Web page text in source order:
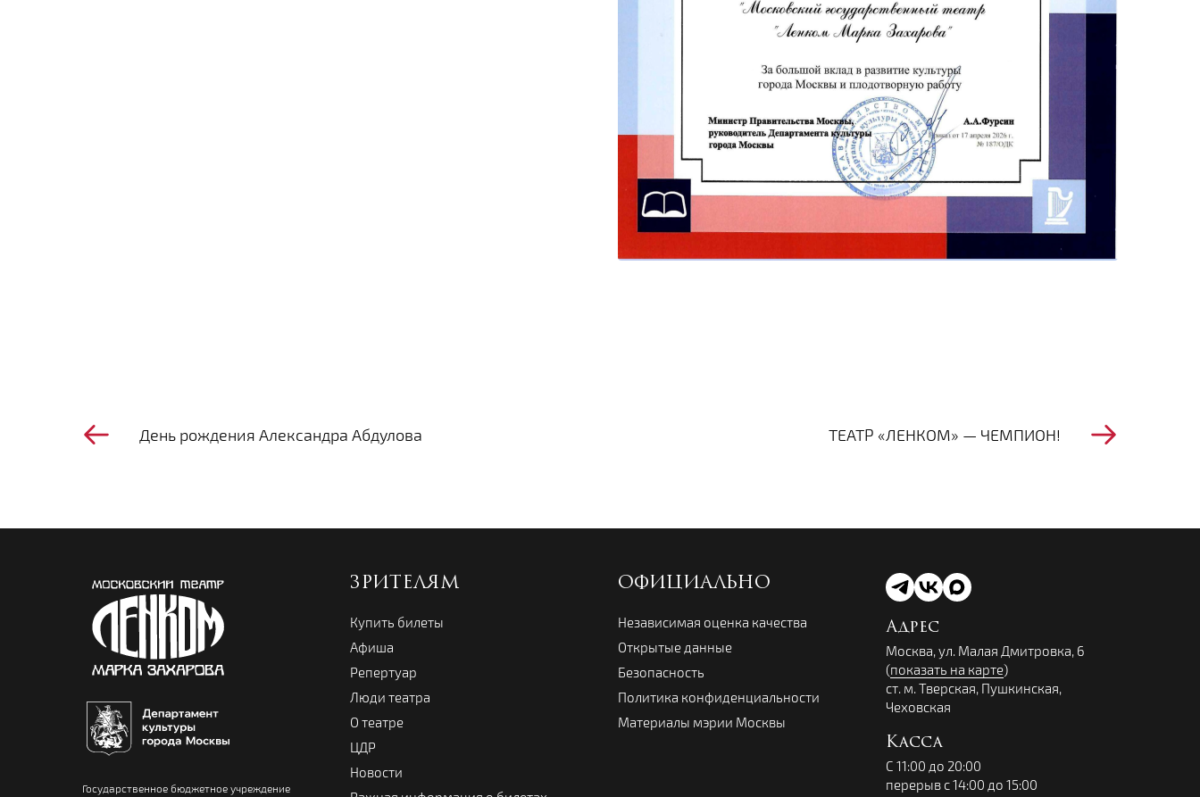
День рождения Александра Абдулова ТЕАТР «ЛЕНКОМ» — ЧЕМПИОН!
Государственное бюджетное учреждение
ЗРИТЕЛЯМ
Купить билеты
Афиша
Репертуар
Люди театра
О театре
ЦДР
Новости
ОФИЦИАЛЬНО
Независимая оценка качества
Открытые данные
Безопасность
Политика конфиденциальности
Материалы мэрии Москвы
Адрес
Москва, ул. Малая Дмитровка, 6
(показать на карте)
ст. м. Тверская, Пушкинская,
Чеховская
Касса
С 11:00 до 20:00
перерыв с 14:00 до 15:00